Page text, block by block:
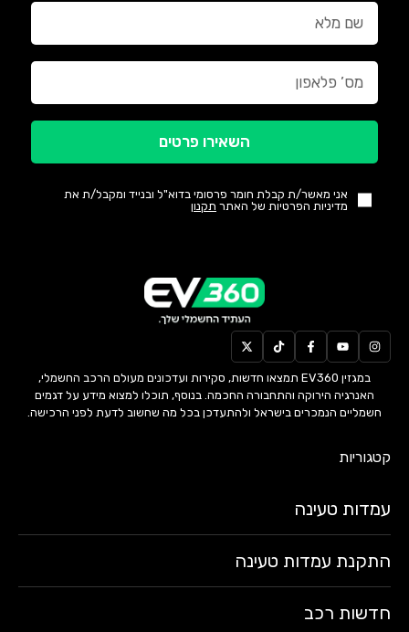
אני מאשר/ת קבלת חומר פרסומי בדוא"ל ובנייד ומקבל/ת את
מדיניות הפרטיות של האתר תקנון
השאירו פרטים
במגזין EV360 תמצאו חדשות, סקירות ועדכונים מעולם הרכב החשמלי,
האנרגיה הירוקה והתחבורה החכמה. בנוסף, תוכלו למצוא מידע על דגמים
חשמליים הנמכרים בישראל ולהתעדכן בכל מה שחשוב לדעת לפני הרכישה.
קטגוריות
עמדות טעינה
התקנת עמדות טעינה
חדשות רכב